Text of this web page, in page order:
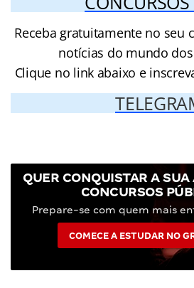
Receba gratuitamente no seu
notícias do mundo
Clique no link abaixo e
QUER CONQUISTAR A
CONCURSOS
Prepare-se com quem mais
COMECE A ESTUDAR NO